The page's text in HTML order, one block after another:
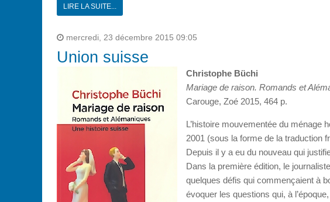
LIRE LA SUITE...
mercredi, 23 décembre 2015 09:05
Union suisse
Christophe Büchi
Mariage de raison. Romands et
Carouge, Zoé 2015, 464 p.
L’histoire mouvementée du ménage
2001 (sous la forme de la traduction
Depuis il y a eu du nouveau qui
Dans la première édition, le
quelques défis qui commençaient à
évoquer les questions qui, à